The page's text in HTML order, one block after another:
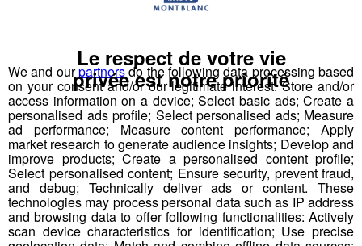
1 Accompagnant Éducatif et Social ou
Aide Médico-Psychologique ou Aide-
Soignant diplômé ou faisant fonction
Expérience dans le handicap souhaitée, débutant
accepté.
Autre diplôme accepté : Moniteur-Educateur.
> poste à pourvoir dès que possible
Conditions:
We and ourpartnersdo the following data processing based
on your consent and/or our legitimate interest: Store and/or
access information on a device; Select basic ads; Create a
personalised ads profile; Select personalised ads; Measure
ad performance; Measure content performance; Apply
market research to generate audience insights; Develop and
improve products; Create a personalised content profile;
Select personalised content; Ensure security, prevent fraud,
and debug; Technically deliver ads or content. These
technologies may process personal data such as IP address
and browsing data to offer following functionalities: Actively
scan device characteristics for identification; Use precise
Le respect de votre vie
privée est notre priorité